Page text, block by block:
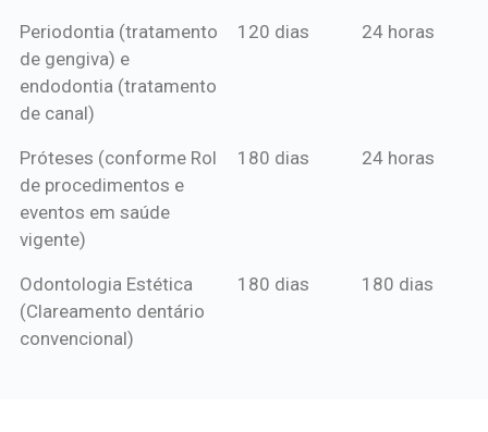
Periodontia (tratamento
de gengiva) e
endodontia (tratamento
de canal)
120 dias 24 horas
Próteses (conforme Rol
de procedimentos e
eventos em saúde
vigente)
180 dias 24 horas
Odontologia Estética
(Clareamento dentário
convencional)
180 dias 180 dias